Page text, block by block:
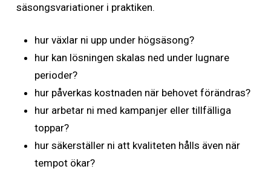
säsongsvariationer i praktiken.
hur växlar ni upp under högsäsong?
hur kan lösningen skalas ned under lugnare
perioder?
hur påverkas kostnaden när behovet förändras?
hur arbetar ni med kampanjer eller tillfälliga
toppar?
hur säkerställer ni att kvaliteten hålls även när
tempot ökar?